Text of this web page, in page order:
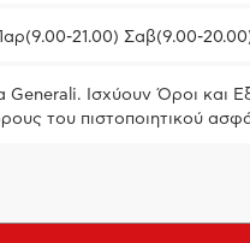
21.00) Σαβ(9.00-
Ισχύουν Όροι και
του πιστοποιητικού